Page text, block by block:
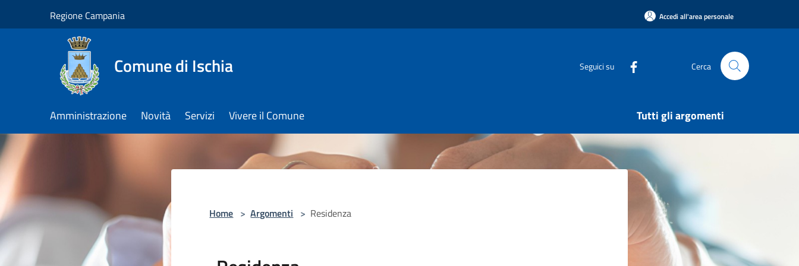
Regione Campania Accedi all'area personale
Comune di Ischia Seguici su Cerca
Amministrazione Novità Servizi Vivere il Comune Tutti gli argomenti
Home > Argomenti > Residenza